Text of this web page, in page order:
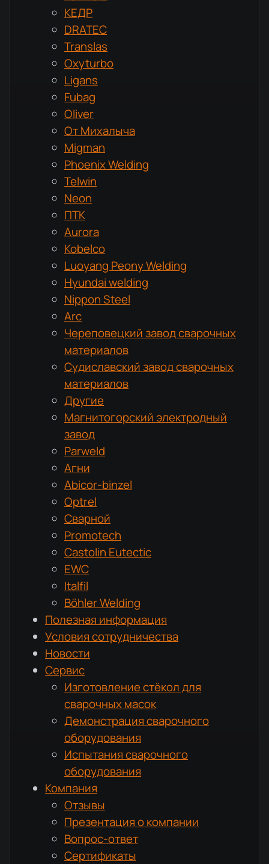
КЕДР
DRATEC
Translas
Oxyturbo
Ligans
Fubag
Oliver
От Михалыча
Migman
Phoenix Welding
Telwin
Neon
ПТК
Aurora
Kobelco
Luoyang Peony Welding
Hyundai welding
Nippon Steel
Arc
Череповецкий завод сварочных
материалов
Судиславский завод сварочных
материалов
Другие
Магнитогорский электродный
завод
Parweld
Агни
Abicor-binzel
Optrel
Сварной
Promotech
Castolin Eutectic
EWC
Italfil
Böhler Welding
Полезная информация
Условия сотрудничества
Новости
Сервис
Изготовление стёкол для
сварочных масок
Демонстрация сварочного
оборудования
Испытания сварочного
оборудования
Компания
Отзывы
Презентация о компании
Вопрос-ответ
Сертификаты